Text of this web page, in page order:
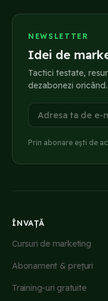
NEWSLETTER
Idei de
Tactici testate,
dezabonezi oricând.
Adresa ta de
Prin abonare ești de
ÎNVAȚĂ
Cursuri de marketing
Abonament & prețuri
Training-uri gratuite